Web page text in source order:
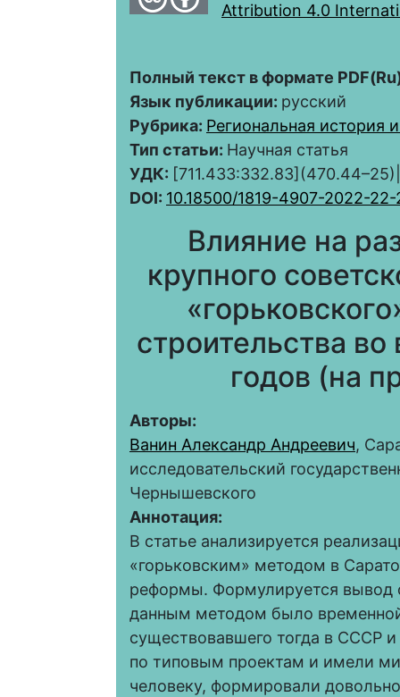
Attribution 4.0
Полный текст в формате
Язык публикации: русский
Рубрика: Региональная история
Тип статьи: Научная статья
УДК:
DOI: 10.18500/1819-4907-2022-
Влияние на
крупного
строительства
годов (на
Авторы:
Ванин Александр Андреевич,
исследовательский
Чернышевского
Аннотация:
В статье анализируется
«горьковским» методом в
реформы. Формулируется вывод
данным методом было
существовавшего тогда в СССР
по типовым проектам и имели
человеку, формировали